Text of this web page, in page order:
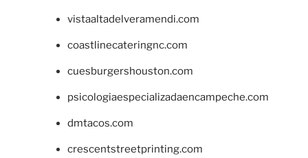
vistaaltadelveramendi.com
coastlinecateringnc.com
cuesburgershouston.com
psicologiaespecializadaencampeche.com
dmtacos.com
crescentstreetprinting.com